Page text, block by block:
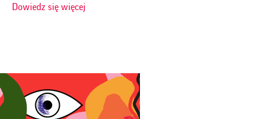
Dowiedz się więcej